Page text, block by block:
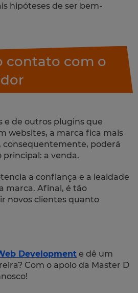
hipóteses de ser bem-
contato com o
e de outros plugins que
websites, a marca fica mais
consequentemente, poderá
a venda.
a confiança e a lealdade
marca. Afinal, é tão
novos clientes quanto
Development e dê um
Com o apoio da Master D